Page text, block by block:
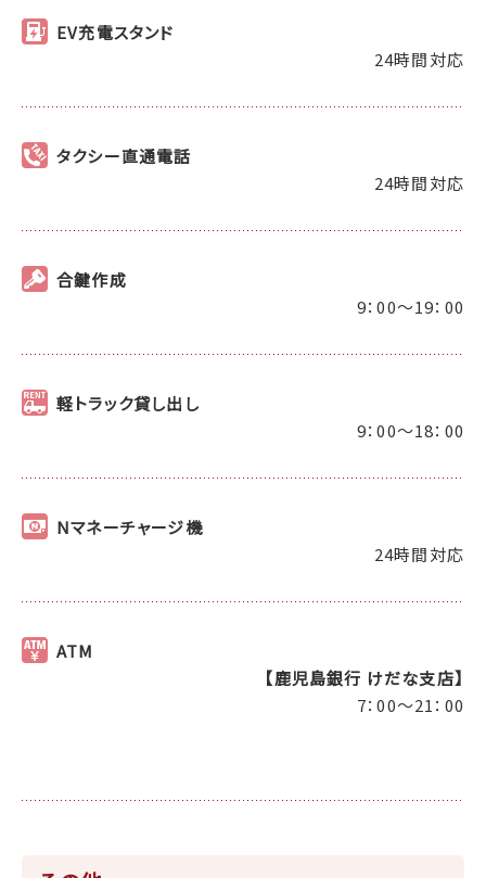
EV充電スタンド
24時間対応
タクシー直通電話
24時間対応
合鍵作成
9：00～19：00
軽トラック貸し出し
9：00～18：00
Nマネーチャージ機
24時間対応
ATM
【鹿児島銀行 けだな支店】
7：00～21：00